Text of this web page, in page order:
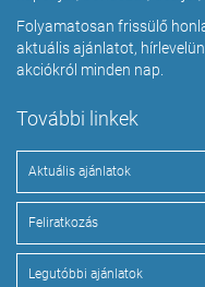
Folyamatosan frissülő
aktuális ajánlatot,
akciókról minden nap.
További linkek
Aktuális ajánlatok
Feliratkozás
Legutóbbi ajánlatok